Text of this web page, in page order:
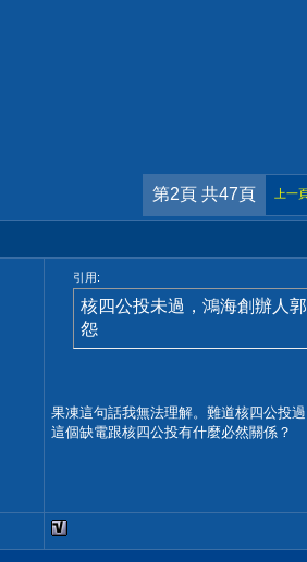
第2頁 共47頁 上一
引用:
核四公投未過，鴻海創辦人
怨
果凍這句話我無法理解。難道核四公投
這個缺電跟核四公投有什麼必然關係？